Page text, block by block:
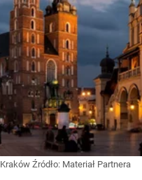
Kraków Źródło: Materiał Partnera